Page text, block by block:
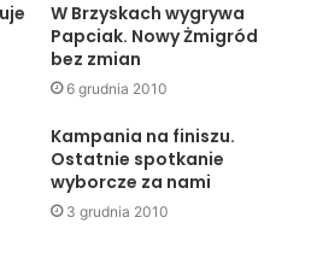
W Brzyskach wygrywa
Papciak. Nowy Żmigród
bez zmian
6 grudnia 2010
Kampania na finiszu.
Ostatnie spotkanie
wyborcze za nami
3 grudnia 2010